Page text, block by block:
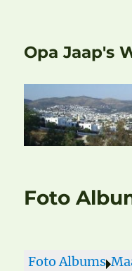
Opa Jaap's
Foto
Foto Albums